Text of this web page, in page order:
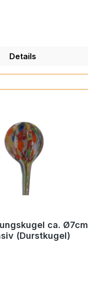
Details
ca. Ø7cm
(Durstkugel)